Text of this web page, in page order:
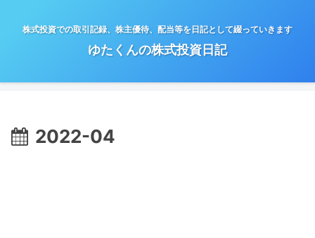
株式投資での取引記録、株主優待、配当等を日記として綴っていきます
ゆたくんの株式投資日記
2022-04